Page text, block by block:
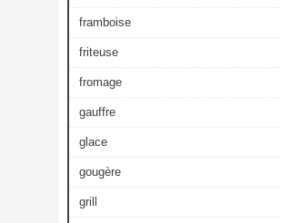
framboise
friteuse
fromage
gauffre
glace
gougère
grill